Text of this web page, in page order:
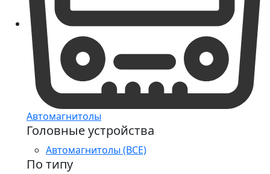
Автомагнитолы
Головные устройства
Автомагнитолы (ВСЕ)
По типу